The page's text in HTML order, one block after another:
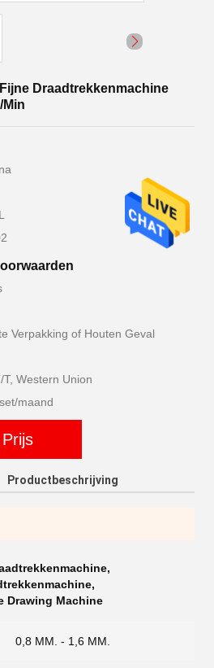
Draadtrekkenmachine
Verpakking of Houten Geval
Western Union
maand
Productbeschrijving
,
,
Drawing Machine
0,8 MM. - 1,6 MM.